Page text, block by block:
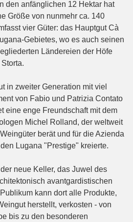
den anfänglichen 12 Hektar hat
Größe von nunmehr ca. 140
vier Güter: das Hauptgut Cà
Gebietes, wo es auch seinen
Ländereien der Höfe
in zweiter Generation mit viel
von Fabio und Patrizia Contato
eine enge Freundschaft mit dem
Michel Rolland, der weltweit
berät und für die Azienda
Lugana "Prestige" kreierte.
neue Keller, das Juwel des
avantgardistischen
kann dort alle Produkte,
herstellt, verkosten - von
bis zu den besonderen